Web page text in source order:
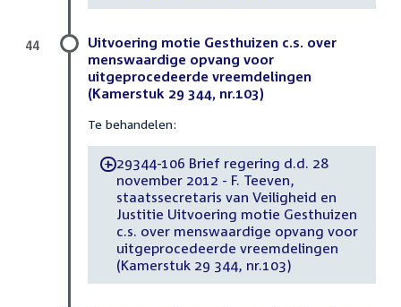
Uitvoering motie Gesthuizen c.s. over
menswaardige opvang voor
uitgeprocedeerde vreemdelingen
(Kamerstuk 29 344, nr.103)
Te behandelen:
-29344-106 Brief regering d.d. 28
november 2012 - F. Teeven,
staatssecretaris van Veiligheid en
Justitie Uitvoering motie Gesthuizen
c.s. over menswaardige opvang voor
uitgeprocedeerde vreemdelingen
(Kamerstuk 29 344, nr.103)
44